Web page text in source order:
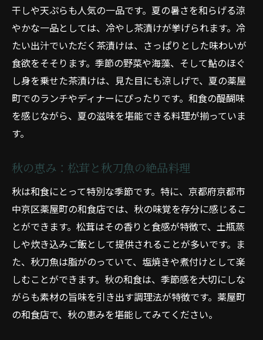
干しや天ぷらも人気の一品です。夏の暑さを和らげる涼
やかな一品としては、冷やし茶漬けが挙げられます。冷
たい出汁でいただく茶漬けは、さっぱりとした味わいが
食欲をそそります。季節の野菜や海藻、そして鮎のほぐ
し身を乗せた茶漬けは、見た目にも涼しげで、夏の薬屋
町でのランチやディナーにぴったりです。和食の醍醐味
を感じながら、夏の滋味を堪能できる料理が揃っていま
す。
秋の恵み：松茸と秋刀魚の絶品料理
秋は和食にとって特別な季節です。特に、京都府京都市
中京区薬屋町の和食店では、秋の味覚を存分に感じるこ
とができます。松茸はその香りと食感が特徴で、土瓶蒸
しや炊き込みご飯として提供されることが多いです。ま
た、秋刀魚は脂がのっていて、塩焼きや煮付けとして楽
しむことができます。秋の和食は、季節感を大切にしな
がらも素材の旨味を引き出す調理法が特徴です。薬屋町
の和食店で、秋の恵みを堪能してみてください。